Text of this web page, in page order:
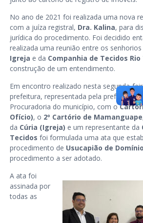
No ano de 2021 foi realizada uma nova
com a juíza registral, Dra. Kalina, para
jurídica do procedimento. Foi decidido
realizada uma reunião entre os senhorios
Igreja e da Companhia de Tecidos
construção de um entendimento.
Em encontro realizado nesta segunda-
prefeitura, representada pela prefeita
Procuradoria do município, com o
Ofício), o 2º Cartório de Mamanguape
da Cúria (Igreja) e um representante da
Tecidos foi formulada uma ata que
procedimento de Usucapião de
procedimento a ser adotado.
A ata foi
assinada por
todas as